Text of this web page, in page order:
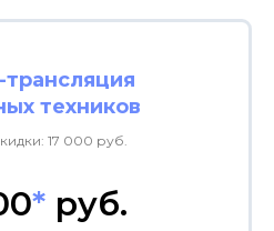
техников
17 000 руб.
*руб.